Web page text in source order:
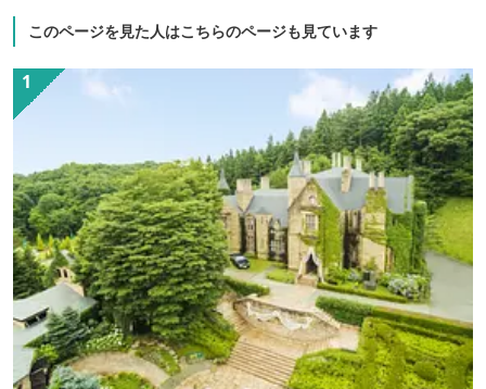
このページを見た人はこちらのページも見ています